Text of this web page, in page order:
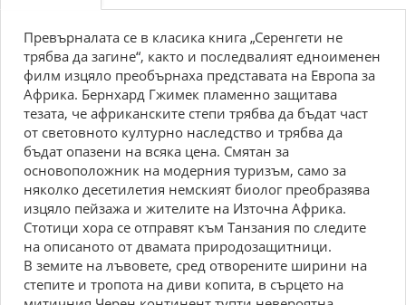
Превърналата се в класика книга „Серенгети не
трябва да загине“, както и последвалият едноименен
филм изцяло преобърнаха представата на Европа за
Африка. Бернхард Гжимек пламенно защитава
тезата, че африканските степи трябва да бъдат част
от световното културно наследство и трябва да
бъдат опазени на всяка цена. Смятан за
основоположник на модерния туризъм, само за
няколко десетилетия немският биолог преобразява
изцяло пейзажа и жителите на Източна Африка.
Стотици хора се отправят към Танзания по следите
на описаното от двамата природозащитници.
В земите на лъвовете, сред отворените ширини на
степите и тропота на диви копита, в сърцето на